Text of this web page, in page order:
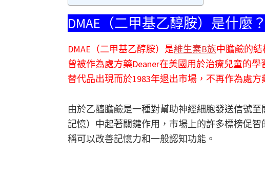
DMAE（二甲基乙醇胺）是什麼？
DMAE（二甲基乙醇胺）是維生素B族中膽鹼的結
曾被作為處方藥Deaner在美國用於治療兒童的
替代品出現而於1983年退出市場，不再作為處方
由於乙醯膽鹼是一種對幫助神經細胞發送信號
記憶）中起著關鍵作用，市場上的許多標榜促
稱可以改善記憶力和一般認知功能。